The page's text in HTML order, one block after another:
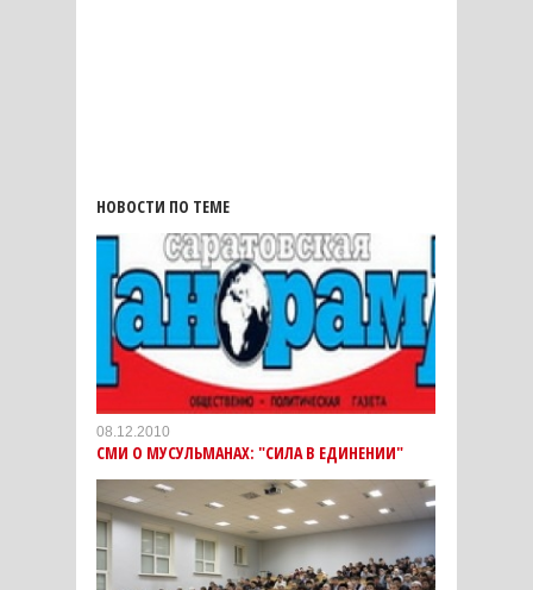
НОВОСТИ ПО ТЕМЕ
08.12.2010
СМИ О МУСУЛЬМАНАХ: "СИЛА В ЕДИНЕНИИ"